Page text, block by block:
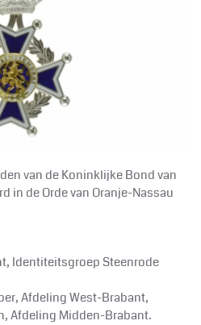
van de Koninklijke Bond van
in de Orde van Oranje-Nassau
Identiteitsgroep Steenrode
Afdeling West-Brabant,
Afdeling Midden-Brabant.